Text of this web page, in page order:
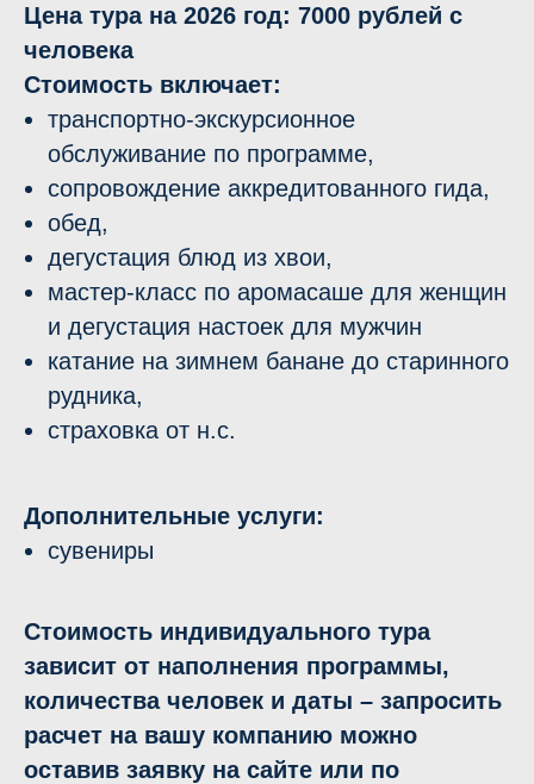
Цена тура на 2026 год: 7000 рублей с
человека
Стоимость включает:
транспортно-экскурсионное
обслуживание по программе,
сопровождение аккредитованного гида,
обед,
дегустация блюд из хвои,
мастер-класс по аромасаше для женщин
и дегустация настоек для мужчин
катание на зимнем банане до старинного
рудника,
страховка от н.с.
Дополнительные услуги:
сувениры
Стоимость индивидуального тура
зависит от наполнения программы,
количества человек и даты – запросить
расчет на вашу компанию можно
оставив заявку на сайте или по